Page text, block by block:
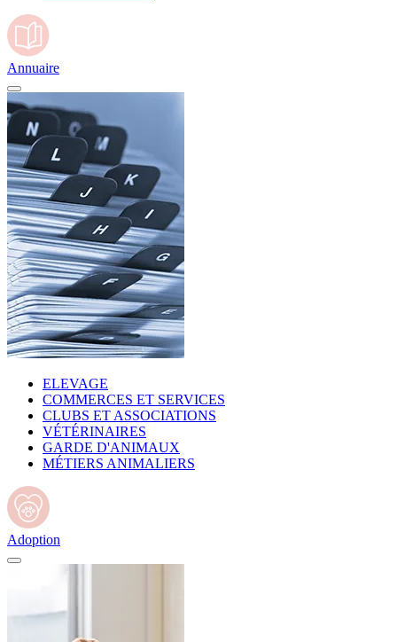
Annuaire
ELEVAGE
COMMERCES ET SERVICES
CLUBS ET ASSOCIATIONS
VÉTÉRINAIRES
GARDE D'ANIMAUX
MÉTIERS ANIMALIERS
Adoption